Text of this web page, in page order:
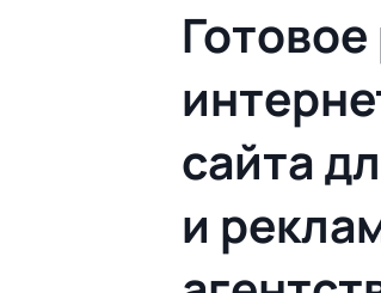
сайта
и